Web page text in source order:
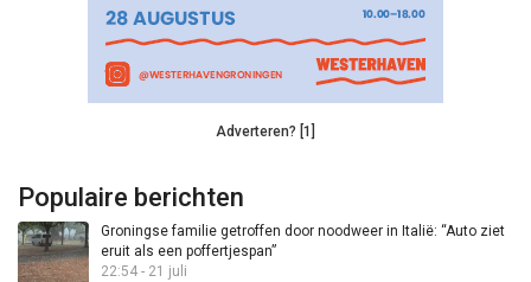
Adverteren? [1]
Populaire berichten
Groningse familie getroffen door noodweer in Italië: “Auto ziet
eruit als een poffertjespan”
22:54 - 21 juli